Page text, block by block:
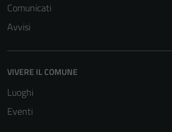
Comunicati
Avvisi
VIVERE IL COMUNE
Luoghi
Eventi